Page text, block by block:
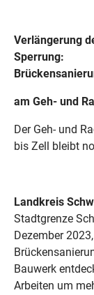
Verlängerung
Sperrung:
am Geh- und
Der Geh- und
bis Zell bleibt
Landkreis
Stadtgrenze
Dezember
Bauwerk
Arbeiten um